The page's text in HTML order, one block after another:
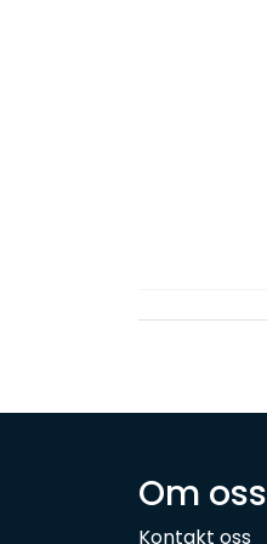
Om oss
Kontakt oss